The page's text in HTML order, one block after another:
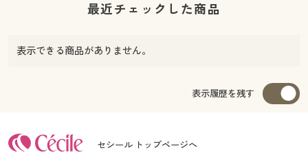
最近チェックした商品
表示できる商品がありません。
表示履歴を残す
セシール トップページへ